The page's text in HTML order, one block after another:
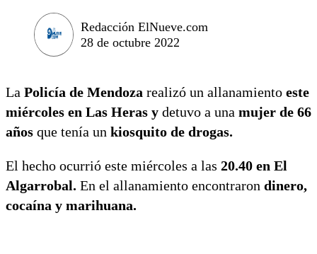
Redacción ElNueve.com
28 de octubre 2022
La Policía de Mendoza realizó un allanamiento este
miércoles en Las Heras y detuvo a una mujer de 66
años que tenía un kiosquito de drogas.
El hecho ocurrió este miércoles a las 20.40 en El
Algarrobal. En el allanamiento encontraron dinero,
cocaína y marihuana.